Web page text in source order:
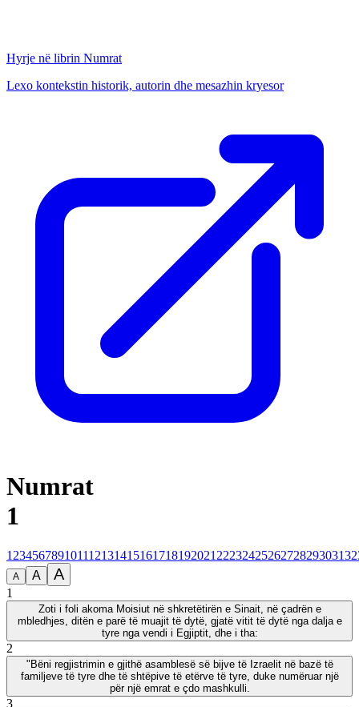
Hyrje në librin Numrat
Lexo kontekstin historik, autorin dhe mesazhin kryesor
Numrat
1
1 23456789101112131415161718192021 2223242526272829303132
A A A
1
Zoti i foli akoma Moisiut në shkretëtirën e Sinait, në çadrën e
mbledhjes, ditën e parë të muajit të dytë, gjatë vitit të dytë nga dalja e
tyre nga vendi i Egjiptit, dhe i tha:
2
"Bëni regjistrimin e gjithë asamblesë së bijve të Izraelit në bazë të
familjeve të tyre dhe të shtëpive të etërve të tyre, duke numëruar një
për një emrat e çdo mashkulli.
3